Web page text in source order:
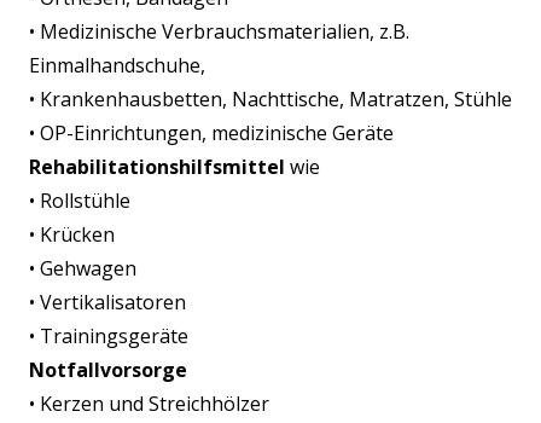
• Medizinische Verbrauchsmaterialien, z.B.
Einmalhandschuhe,
• Krankenhausbetten, Nachttische, Matratzen, Stühle
• OP-Einrichtungen, medizinische Geräte
Rehabilitationshilfsmittel wie
• Rollstühle
• Krücken
• Gehwagen
• Vertikalisatoren
• Trainingsgeräte
Notfallvorsorge
• Kerzen und Streichhölzer